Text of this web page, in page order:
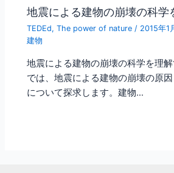
地震による建物の崩壊の科学
TEDEd,The power of nature / 2015年1
建物
地震による建物の崩壊の科学を理
では、地震による建物の崩壊の原
について探求します。建物…